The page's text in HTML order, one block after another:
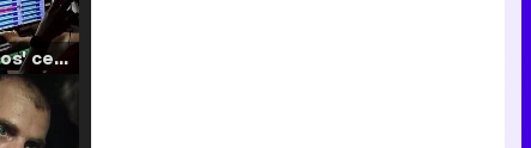
'120 Minutos' celebra sus 2.000 programas en Telemadrid con un vídeo del día a día en la redacción